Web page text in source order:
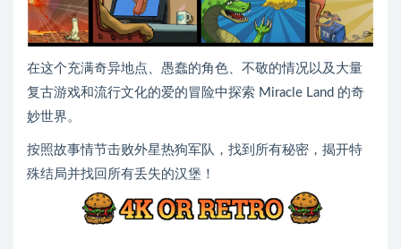
在这个充满奇异地点、愚蠢的角色、不敬的情况以及大量
复古游戏和流行文化的爱的冒险中探索 Miracle Land 的奇
妙世界。
按照故事情节击败外星热狗军队，找到所有秘密，揭开特
殊结局并找回所有丢失的汉堡！